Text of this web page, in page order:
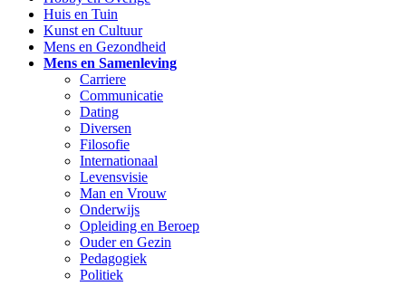
Huis en Tuin
Kunst en Cultuur
Mens en Gezondheid
Mens en Samenleving
Carriere
Communicatie
Dating
Diversen
Filosofie
Internationaal
Levensvisie
Man en Vrouw
Onderwijs
Opleiding en Beroep
Ouder en Gezin
Pedagogiek
Politiek